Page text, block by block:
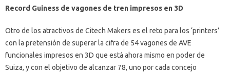
Record Guiness de vagones de tren impresos en 3D
Otro de los atractivos de Citech Makers es el reto para los ‘printers’
con la pretensión de superar la cifra de 54 vagones de AVE
funcionales impresos en 3D que está ahora mismo en poder de
Suiza, y con el objetivo de alcanzar 78, uno por cada concejo